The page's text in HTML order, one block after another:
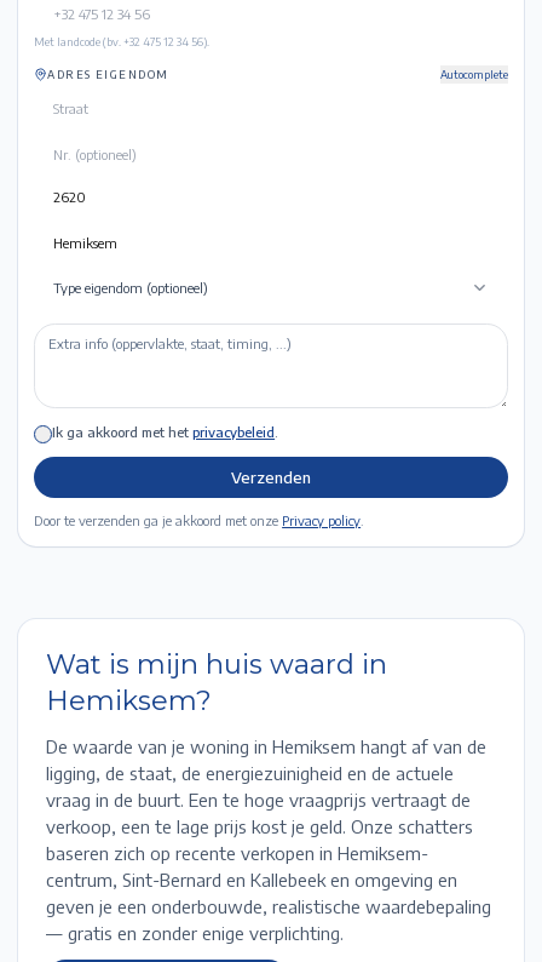
Met landcode (bv. +32 475 12 34 56).
ADRES EIGENDOM Autocomplete
Type eigendom (optioneel)
Ik ga akkoord met het privacybeleid
Verzenden
Door te verzenden ga je akkoord met onze Privacy policy
Wat is mijn huis waard in
Hemiksem?
De waarde van je woning in Hemiksem hangt af van de
ligging, de staat, de energiezuinigheid en de actuele
vraag in de buurt. Een te hoge vraagprijs vertraagt de
verkoop, een te lage prijs kost je geld. Onze schatters
baseren zich op recente verkopen in Hemiksem-
centrum, Sint-Bernard en Kallebeeken omgeving en
geven je een onderbouwde, realistische waardebepaling
— gratis en zonder enige verplichting.